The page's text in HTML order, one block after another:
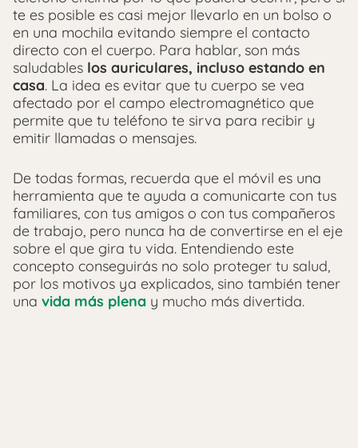
te es posible es casi mejor llevarlo en un bolso o
en una mochila evitando siempre el contacto
directo con el cuerpo. Para hablar, son más
saludables los auriculares, incluso estando en
casa. La idea es evitar que tu cuerpo se vea
afectado por el campo electromagnético que
permite que tu teléfono te sirva para recibir y
emitir llamadas o mensajes.
De todas formas, recuerda que el móvil es una
herramienta que te ayuda a comunicarte con tus
familiares, con tus amigos o con tus compañeros
de trabajo, pero nunca ha de convertirse en el eje
sobre el que gira tu vida. Entendiendo este
concepto conseguirás no solo proteger tu salud,
por los motivos ya explicados, sino también tener
una vida más plena y mucho más divertida.